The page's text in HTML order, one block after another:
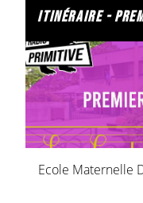
itinéraire -
Ecole Maternelle